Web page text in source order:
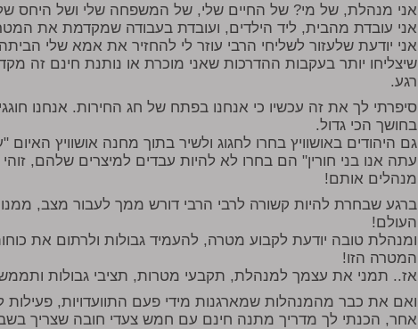
אני מנהלת, של מי? של החיים שלי, של המשפחה שלי ושל היחס
אני עובדת מהבית, ליד הילדים, ועובדת בעבודה שמקדמת את
אני יודעת שלעזור לשליחי הרבי עוזר לי להחזיר את אמא שלי
שיצליחו יותר בעקבות ההדרכות שאני מוכרת או נותנת חינם זה
רגע.
סיפרתי לך את זה עכשיו כי אנחנו בפתח של חג החירות. אנחנו
בחושך הכי גדול.
גם היהודים באושוויץ בחרו לחגוג ולשיר בתוך מחנה אושוויץ האיום
עתה אנו בני חורין" הם בחרו לא להיות עבדים למיצרים שלהם,
מנהלים אותם!
ברגע שבחרת להיות קשורה לרבי הרבי דורש ממך לעבור מצב,
העולם!
ומנהלת טובה יודעת לקבוע מטרה, להעמיד גבולות ולרתום את
המטרה הזו!
אז.. תמני את עצמך למנהלת, תקבעי מטרות, תציבי גבולות
ואם את כבר מהמנהלות שמארגנות מידי פעם התוועדויות, פעילות
אחר, הכנתי לך מדריך מתנה חינם עם חמש צעדי חובה שצריך